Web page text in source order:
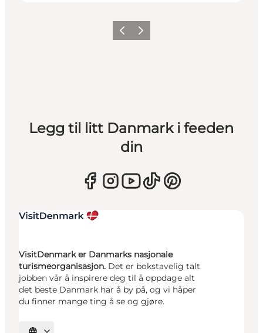
ForrigeNeste
Legg til litt Danmark i feeden
din
VisitDenmark er Danmarks nasjonale
turismeorganisasjon. Det er bokstavelig talt
jobben vår å inspirere deg til å oppdage alt
det beste Danmark har å by på, og vi håper
du finner mange ting å se og gjøre.